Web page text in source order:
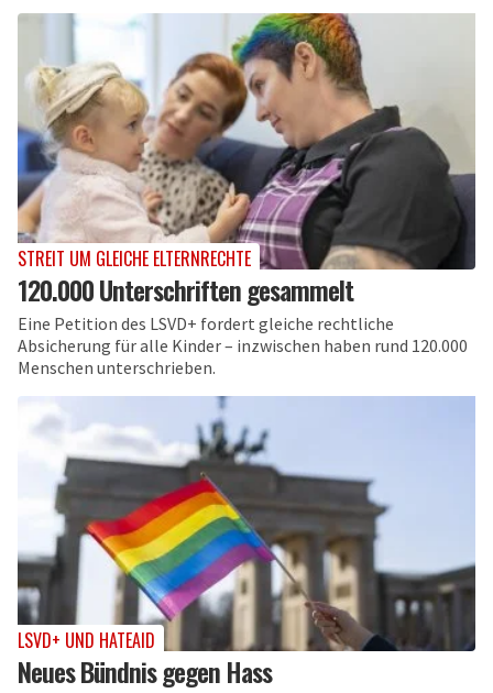
STREIT UM GLEICHE ELTERNRECHTE
120.000 Unterschriften gesammelt
Eine Petition des LSVD+ fordert gleiche rechtliche
Absicherung für alle Kinder – inzwischen haben rund 120.000
Menschen unterschrieben.
LSVD+ UND HATEAID
Neues Bündnis gegen Hass